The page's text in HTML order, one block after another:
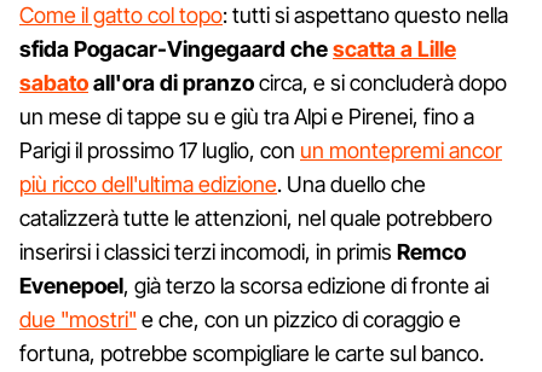
Come il gatto col topo: tutti si aspettano questo nella
sfida Pogacar-Vingegaard chescatta a Lille
sabatoall'ora di pranzocirca, e si concluderà dopo
un mese di tappe su e giù tra Alpi e Pirenei, fino a
Parigi il prossimo 17 luglio, con un montepremi ancor
più ricco dell'ultima edizione. Una duello che
catalizzerà tutte le attenzioni, nel quale potrebbero
inserirsi i classici terzi incomodi, in primis Remco
Evenepoel, già terzo la scorsa edizione di fronte ai
due "mostri" e che, con un pizzico di coraggio e
fortuna, potrebbe scompigliare le carte sul banco.